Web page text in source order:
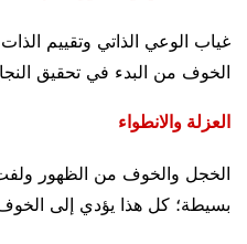
غياب الوعي الذاتي وتقييم
الخوف من البدء في تحقيق
العزلة والانطواء
الخجل والخوف من الظهور ولفت
بسيطة؛ كل هذا يؤدي إلى الخوف